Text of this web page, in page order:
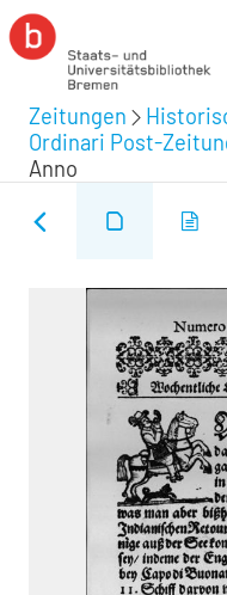
Zeitungen
Ordinari Post-
Anno